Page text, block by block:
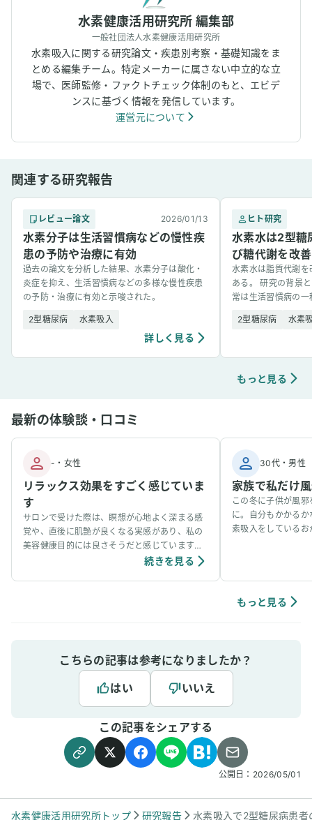
水素健康活用研究所 編集部
一般社団法人水素健康活用研究所
水素吸入に関する研究論文・疾患別考察・基礎知識をま
とめる編集チーム。特定メーカーに属さない中立的な立
場で、医師監修・ファクトチェック体制のもと、エビデ
ンスに基づく情報を発信しています。
運営元について
関連する研究報告
レビュー論文 2026/01/13
水素分子は生活習慣病などの慢性疾
患の予防や治療に有効
過去の論文を分析した結果、水素分子は酸化・
炎症を抑え、生活習慣病などの多様な慢性疾患
の予防・治療に有効と示唆された。
2型糖尿病 水素吸入
詳しく見る
ヒト研究
水素水は2型糖
び糖代謝を改
水素水は脂質代謝
ある。 研究の背景
常は生活習慣病の
つ水素分子を含ん
2型糖尿病 水素
もっと見る
最新の体験談・口コミ
- ・ 女性
リラックス効果をすごく感じていま
す
サロンで受けた際は、瞑想が心地よく深まる感
覚や、直後に肌艶が良くなる実感があり、私の
美容健康目的には良さそうだと感じています。
個人の感想ではありますが、吸入中は、脳波が
続きを見る
30代・男性
家族で私だけ
この冬に子供が風
に。自分もかかる
素吸入をしている
もっと見る
こちらの記事は参考になりましたか？
はい
いいえ
この記事をシェアする
公開日： 2026/05/01
水素健康活用研究所トップ 研究報告 水素吸入で2型糖尿病患